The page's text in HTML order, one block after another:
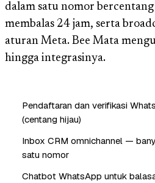
dalam satu nomor
membalas 24 jam, serta
aturan Meta. Bee Mata
hingga integrasinya.
Pendaftaran dan verifikasi
(centang hijau)
Inbox CRM omnichannel —
satu nomor
Chatbot WhatsApp untuk